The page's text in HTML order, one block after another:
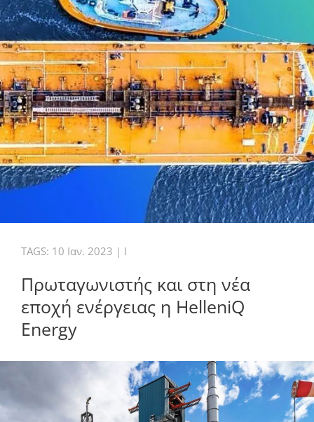
TAGS: 10 Ιαν. 2023 | I
Πρωταγωνιστής και στη νέα
εποχή ενέργειας η HelleniQ
Energy